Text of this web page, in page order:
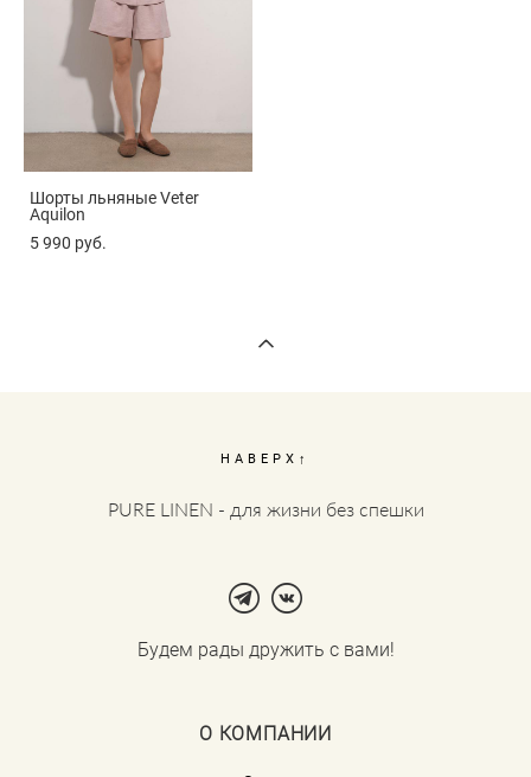
Шорты льняные Veter
Aquilon
5 990 pуб.
НАВЕРХ↑
PURE LINEN - для жизни без спешки
Будем рады дружить с вами!
О КОМПАНИИ